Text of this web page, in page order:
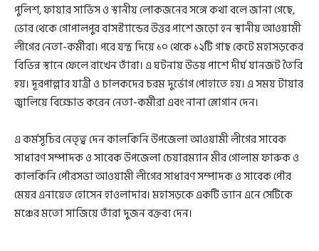
পুলিশ, ফায়ার সার্ভিস ও স্থানীয় লোকজনের সঙ্গে কথা বলে জানা গেছে,
ভোর থেকে গোপালপুর বাসস্ট্যান্ডের উত্তর পাশে জড়ো হন স্থানীয় আওয়ামী
লীগের নেতা-কর্মীরা। পরে যন্ত্র দিয়ে ১০ থেকে ১২টি গাছ কেটে মহাসড়কের
বিভিন্ন স্থানে ফেলে রাখেন তাঁরা। এ ঘটনায় উভয় পাশে দীর্ঘ যানজট তৈরি
হয়। দূরপাল্লার যাত্রী ও চালকদের চরম দুর্ভোগ পোহাতে হয়। এ সময় টায়ার
জ্বালিয়ে বিক্ষোভ করেন নেতা-কর্মীরা এবং নানা স্লোগান দেন।
এ কর্মসূচির নেতৃত্ব দেন কালকিনি উপজেলা আওয়ামী লীগের সাবেক
সাধারণ সম্পাদক ও সাবেক উপজেলা চেয়ারম্যান মীর গোলাম ফারুক ও
কালকিনি পৌরসভা আওয়ামী লীগের সাধারণ সম্পাদক ও সাবেক পৌর
মেয়র এনায়েত হোসেন হাওলাদার। মহাসড়কে একটি ভ্যান এনে সেটিকে
মঞ্চের মতো সাজিয়ে তাঁরা দুজন বক্তব্য দেন।